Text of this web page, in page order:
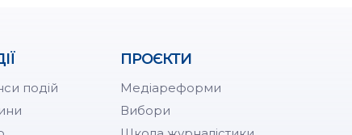
подій
ПРОЄКТИ
Медіареформи
Вибори